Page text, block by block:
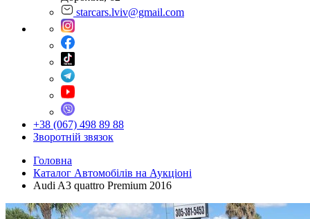
starcars.lviv@gmail.com
+38 (067) 498 89 88
Зворотній звязок
Головна
Каталог Автомобілів на Аукціоні
Audi A3 quattro Premium 2016